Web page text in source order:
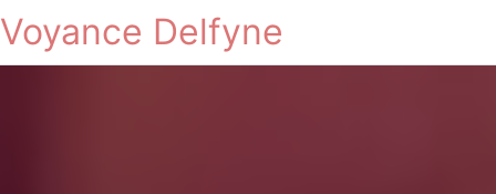
Voyance Delfyne